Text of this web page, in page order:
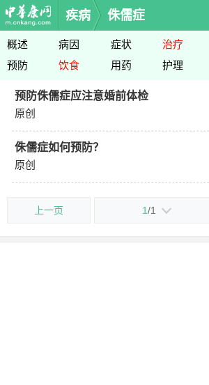
疾病 侏儒症
概述 病因 症状 治疗
预防
饮食 用药 护理
预防侏儒症应注意婚前体检
原创
侏儒症如何预防？
原创
上一页 1/1